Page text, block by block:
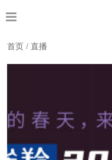
首页 / 直播